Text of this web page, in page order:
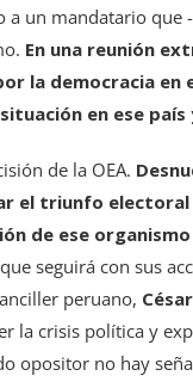
a un mandatario
En una reunión
la democracia
en ese
de la OEA.
el triunfo
de ese
seguirá con sus
peruano,
la crisis política y
opositor no hay